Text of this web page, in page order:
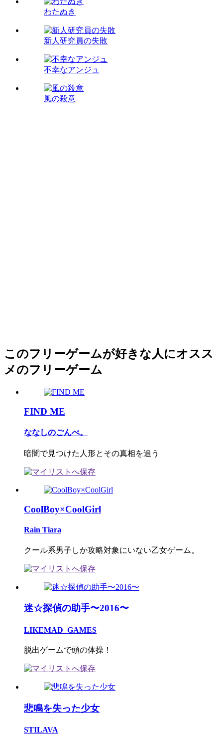
わたぬき
新人研究員の失敗
不幸なアンジュ
風の殺意
このフリーゲームが好きな人にオスス
メのフリーゲーム
FIND ME
ななしのごんべ。
暗闇で見つけた人形とその真相を追う
CoolBoy×CoolGirl
Rain Tiara
クール系男子しか攻略対象にいない乙女ゲーム。
迷☆探偵の助手〜2016〜
LIKEMAD_GAMES
脱出ゲームで頭の体操！
悲鳴を失った少女
STILAVA